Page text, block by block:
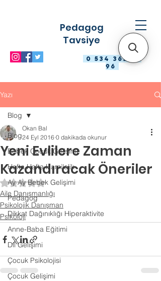
0 534 363 98
96
Pedagog
Tavsiye
Yazı
Blog
Bebek Çocuk Gelişimi
Hafta Hafta Hamilelik
Ay Ay Bebek Gelişimi
Pedagog
Dikkat Dağınıklığı Hiperaktivite
Anne-Baba Eğitimi
Dil Gelişimi
Çocuk Psikolojisi
Çocuk Gelişimi
Blog
Yeni Evlilere Zaman
Kazandıracak Öneriler
Okan Bal
24 Eyl 2016 0 dakikada okunur
5 üzerinden NaN yıldız
Aile Danışmanlığı
Psikolojik Danışman
Psikoloji